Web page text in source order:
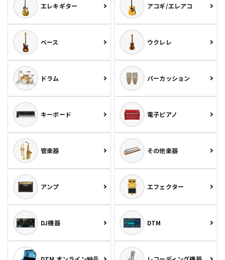
エレキギター アコギ/エレアコ
ベース ウクレレ
ドラム パーカッション
キーボード 電子ピアノ
管楽器 その他楽器
アンプ エフェクター
DJ機器 DTM